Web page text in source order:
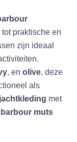
praktische en
zijn ideaal
, en olive, deze
als
met
barbour muts